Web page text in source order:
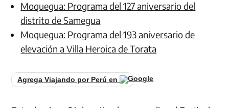
Moquegua: Programa del 127 aniversario del
distrito de Samegua
Moquegua: Programa del 193 aniversario de
elevación a Villa Heroica de Torata
Agrega Viajando por Perú en